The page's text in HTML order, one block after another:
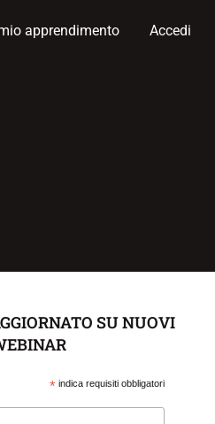
apprendimento Accedi
SU NUOVI
*indica requisiti obbligatori